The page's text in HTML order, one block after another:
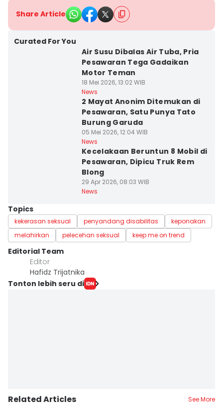
Share Article
Curated For You
Air Susu Dibalas Air Tuba, Pria
Pesawaran Tega Gadaikan
Motor Teman
18 Mei 2026, 13:02 WIB
News
2 Mayat Anonim Ditemukan di
Pesawaran, Satu Punya Tato
Burung Garuda
05 Mei 2026, 12:04 WIB
News
Kecelakaan Beruntun 8 Mobil di
Pesawaran, Dipicu Truk Rem
Blong
29 Apr 2026, 08:03 WIB
News
Topics
kekerasan seksual penyandang disabilitas
keponakan
melahirkan
pelecehan seksual keep me on trend
Editorial Team
Editor
Hafidz Trijatnika
Tonton lebih seru di
Related Articles See More